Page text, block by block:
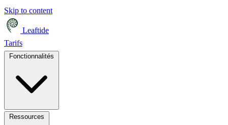
Skip to content
Leaftide
Tarifs